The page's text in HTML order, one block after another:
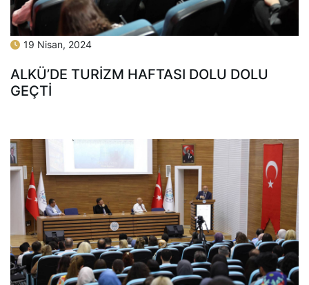
19 Nisan, 2024
ALKÜ’DE TURİZM HAFTASI DOLU DOLU
GEÇTİ